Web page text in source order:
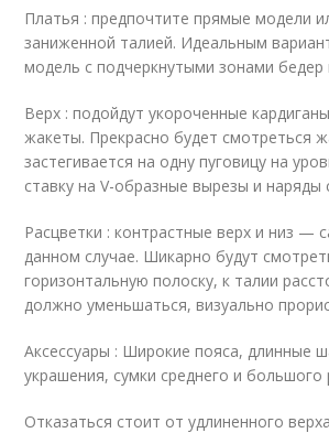
Платья : предпочтите прямые модели
заниженной талией. Идеальным
модель с подчеркнутыми зонами бедер
Верх : подойдут укороченные
жакеты. Прекрасно будет смотреться
застегивается на одну пуговицу на
ставку на V-образные вырезы и наряды
Расцветки : контрастные верх и низ —
данном случае. Шикарно будут
горизонтальную полоску, к талии
должно уменьшаться, визуально
Аксессуары : Широкие пояса, длинные
украшения, сумки среднего и большого
Отказаться стоит от удлиненного